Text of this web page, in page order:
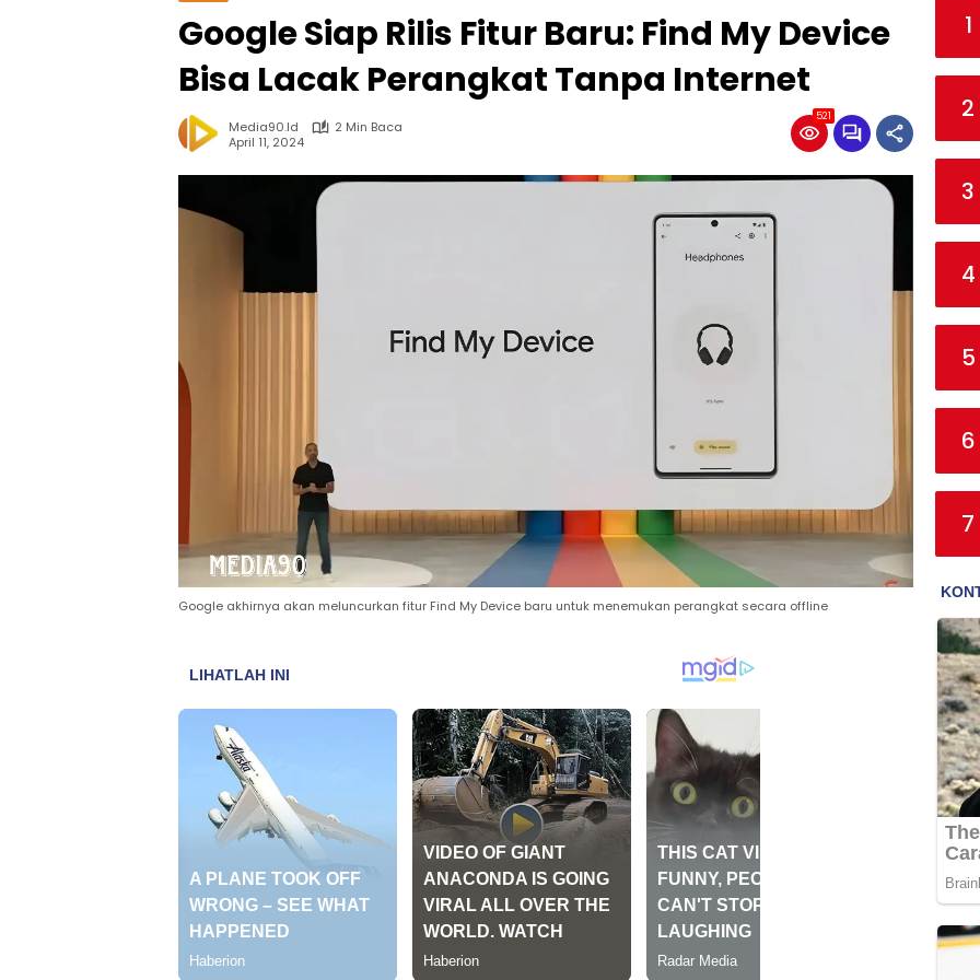
Google Siap Rilis Fitur Baru: Find My Device
Bisa Lacak Perangkat Tanpa Internet
Media90.id
2 Min Baca
April 11, 2024
521
Google akhirnya akan meluncurkan fitur Find My Device baru untuk menemukan perangkat secara offline
1
2
3
4
5
6
7